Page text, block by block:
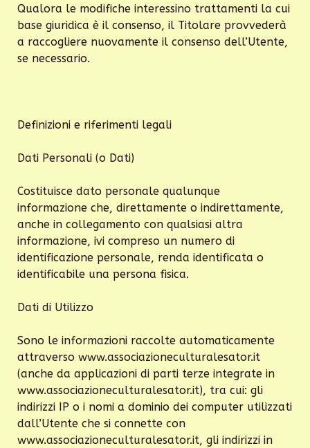
Qualora le modifiche interessino trattamenti la cui
base giuridica è il consenso, il Titolare provvederà
a raccogliere nuovamente il consenso dell’Utente,
se necessario.
Definizioni e riferimenti legali
Dati Personali (o Dati)
Costituisce dato personale qualunque
informazione che, direttamente o indirettamente,
anche in collegamento con qualsiasi altra
informazione, ivi compreso un numero di
identificazione personale, renda identificata o
identificabile una persona fisica.
Dati di Utilizzo
Sono le informazioni raccolte automaticamente
attraverso www.associazioneculturalesator.it
(anche da applicazioni di parti terze integrate in
www.associazioneculturalesator.it), tra cui: gli
indirizzi IP o i nomi a dominio dei computer utilizzati
dall’Utente che si connette con
www.associazioneculturalesator.it, gli indirizzi in